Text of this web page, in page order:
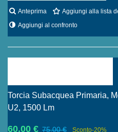
Anteprima Aggiungi alla lista
Aggiungi al confronto
Torcia Subacquea Primaria,
U2, 1500 Lm
60,00 € 75,00 € Sconto-20%